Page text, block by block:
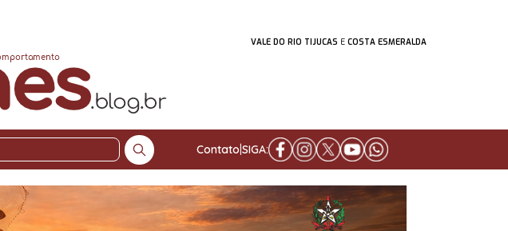
VALE DO RIO TIJUCAS E COSTA ESMERALDA
Contato SIGA: